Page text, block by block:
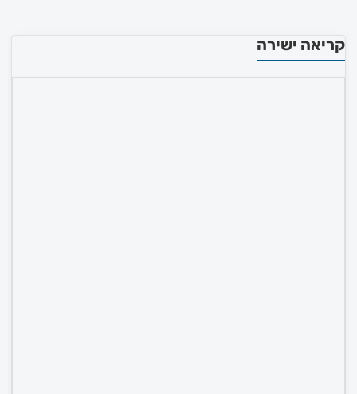
קריאה ישירה